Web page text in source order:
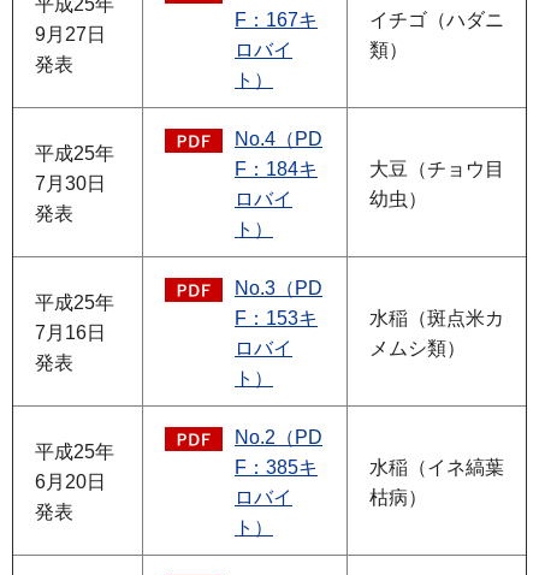
平成25年
9月27日
発表
F：167キ
ロバイ
ト）
イチゴ（ハダニ
類）
平成25年
7月30日
発表
No.4（PD
F：184キ
ロバイ
ト）
大豆（チョウ目
幼虫）
平成25年
7月16日
発表
No.3（PD
F：153キ
ロバイ
ト）
水稲（斑点米カ
メムシ類）
平成25年
6月20日
発表
No.2（PD
F：385キ
ロバイ
ト）
水稲（イネ縞葉
枯病）